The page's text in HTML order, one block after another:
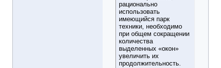
рационально
использовать
имеющийся парк
техники, необходимо
при общем сокращении
количества
выделенных «окон»
увеличить их
продолжительность.